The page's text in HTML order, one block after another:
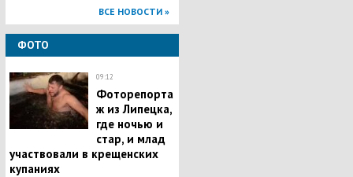
ВСЕ НОВОСТИ »
ФОТО
09:12
Фоторепорта
ж из Липецка,
где ночью и
стар, и млад
участвовали в крещенских
купаниях